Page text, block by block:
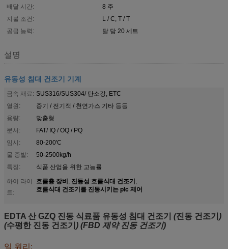
배달 시간:
8 주
지불 조건:
L / C, T / T
공급 능력:
달 당 20 세트
설명
유동성 침대 건조기 기계
금속 재료: SUS316/SUS304/ 탄소강, ETC
열원:
증기 / 전기적 / 천연가스 기타 등등
용량:
맞춤형
문서:
FAT/ IQ / OQ / PQ
임시:
80-200'C
물 증발:
50-2500kg/h
특징:
식품 산업을 위한 고능률
하이 라이
트:
흐름층 장비, 진동성 흐름식대 건조기,
흐름식대 건조기를 진동시키는 plc 제어
EDTA 산 GZQ 진동 식료품 유동성 침대 건조기 (진동 건조기 )
(수평한 진동 건조기 ) (FBD 제약 진동 건조기)
일 원리: